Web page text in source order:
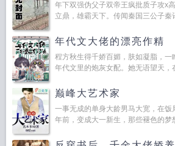
年下双强伪父子双帝王疯批质子攻x
立鼎，雄霸天下。传闻秦国三公子秦
年代文大佬的漂亮作精
程方秋生得千娇百媚，肤如凝脂，一
年代文里的炮灰女配。她无语望天，
巅峰大艺术家
一事无成的单身大龄男马大宽，在
年前，变成大一新生，那些褪色的梦